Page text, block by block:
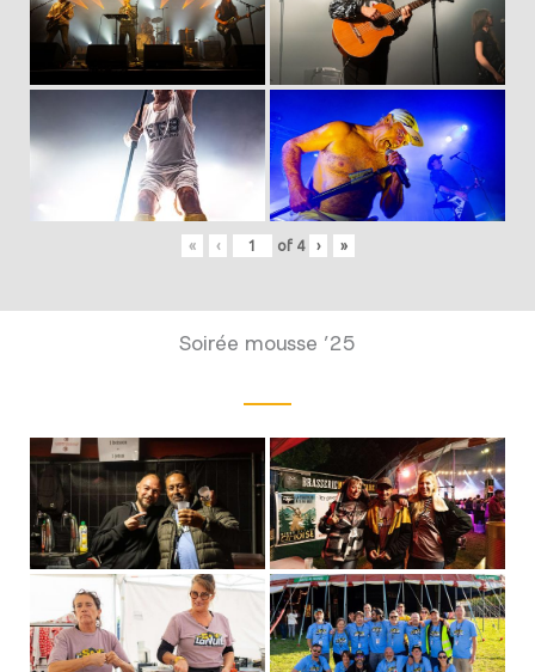
« ‹ of 4 › »
Soirée mousse ’25